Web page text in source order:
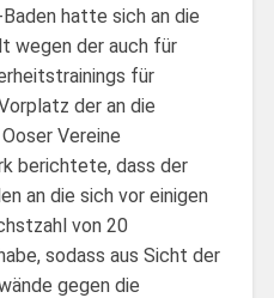
hatte sich an die
wegen der auch für
für
der an die
Vereine
berichtete, dass der
an die sich vor einigen
von 20
sodass aus Sicht der
gegen die